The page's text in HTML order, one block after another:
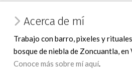
Acerca de mí
Trabajo con barro, pixeles y
bosque de niebla de Zoncuantla,
Conoce más sobre mí aquí.